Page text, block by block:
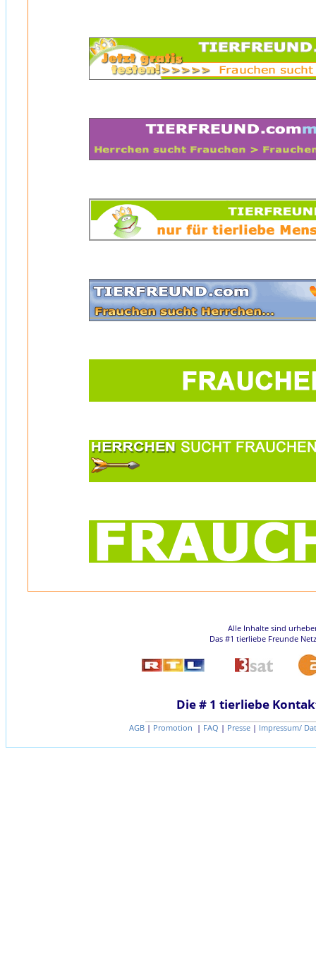
Alle Inhalte sind
Das #1 tierliebe Freunde
Die # 1 tierliebe
AGB | Promotion | FAQ | Presse | Impressum/